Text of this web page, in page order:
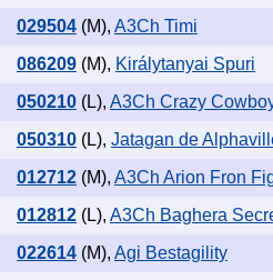
029504 (M), A3Ch Timi
086209 (M), Királytanyai Spuri
050210 (L), A3Ch Crazy
050310 (L), Jatagan de
012712 (M), A3Ch Arion Fron
012812 (L), A3Ch Baghera
022614 (M), Agi Bestagility